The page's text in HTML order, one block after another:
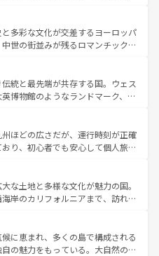
や気候が異なるスペインはその個
性で訪れる人を魅了する。 なお、新着のスペイン情報は コ
ほしい。
ている。華麗な宮殿、歴史的な大
して豊かな自然が、訪れる者を心
ランスは美食の国としても知ら
地であるランス、プロヴァンスの
ど、多彩な楽しみ方が可能だ。さ
も魅力が溢れており、どの街角に
れぞれで全く異なる文化を体験で
なお、新着のフランス情報はコンテンツ一覧
多彩な文化が交差するヨーロッパ
世の街並みが残るロマンチック街
を歩いても飽きることがない。ベ
イエルン州のアルプスの絶景、そ
ン畑といった風景は必見。ビール
してほしい。 なお、新着の
ツ一覧を参照してほしい。
統と最先端が共存する国。ウェス
博物館のようなランドマーク、歴
ある。また、優雅なアフタヌーン
たまらない英国パブ、サッカー観
できる体験も豊富。イギリスを旅
い。
ほどの広さだが、運行時刻が正確
り、初心者でも安心して個人旅行
や、スイスならではのユニークな
観光だけでなく町歩きも満喫する
得が高いため物価も高いが、旅行
しむこともできる。 なお、新
テンツ一覧 を参照してほしい。
な土地と多様な文化が魅力の国。
岸のカリフォルニアまで、訪れる
光、ショッピング、エンターテイ
的なスポットだ。一方、アメリカ
、グランドキャニオンやイエロー
に恵まれ、多くの島で構成される
の魅力をもっている。大自然の神